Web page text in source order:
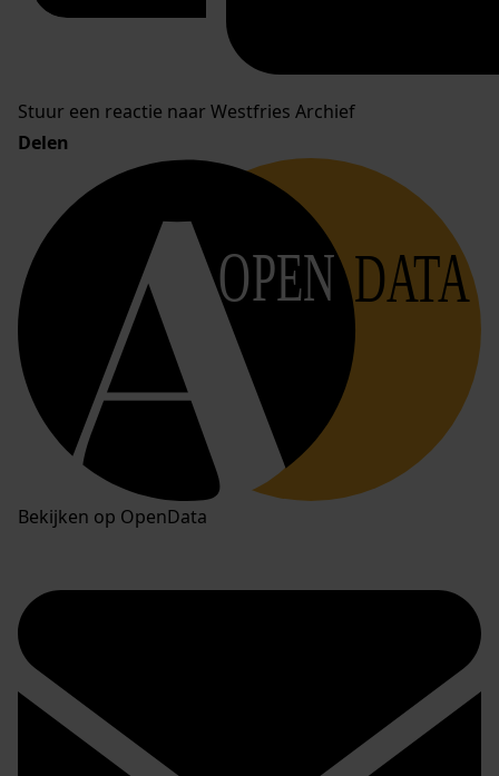
Stuur een reactie naar Westfries Archief
Delen
OPEN DATA
Bekijken op OpenData